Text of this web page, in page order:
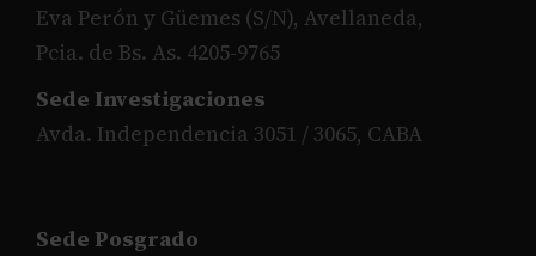
Eva Perón y Güemes (S/N), Avellaneda,
Pcia. de Bs. As. 4205-9765
Sede Investigaciones
Avda. Independencia 3051 / 3065, CABA
Sede Posgrado